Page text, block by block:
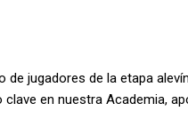
jugadores de la etapa
en nuestra Academia,